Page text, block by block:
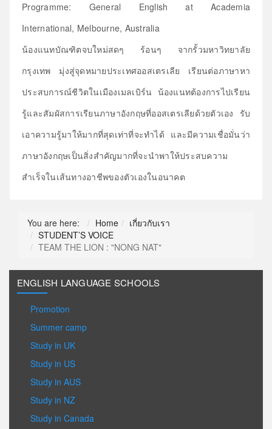
Programme: General English at Academia
International, Melbourne, Australia
น้องแนทบัณฑิตจบใหม่สดๆ ร้อนๆ จากรั้วมหาวิทยาลัย
กรุงเทพ มุ่งสู่จุดหมายประเทศออสเตรเลีย เรียนต่อภาษาหา
ประสบการณ์ชีวิตในเมืองเมลเบิร์น น้องแนทต้องการไปเรียน
รู้และสัมผัสการเรียนภาษาอังกฤษที่ออสเตรเลียด้วยตัวเอง รับ
เอาความรู้มาให้มากที่สุดเท่าที่จะทำได้ และมีความเชื่อมั่นว่า
ภาษาอังกฤษเป็นสิ่งสำคัญมากที่จะนำพาให้ประสบความ
สำเร็จในเส้นทางอาชีพของตัวเองในอนาคต
You are here: Home
เกี่ยวกับเรา
STUDENT’S VOICE
TEAM THE LION : "NONG NAT"
ENGLISH LANGUAGE SCHOOLS
Promotion
Summer camp
Study in UK
Study in US
Study in AUS
Study in NZ
Study in Canada